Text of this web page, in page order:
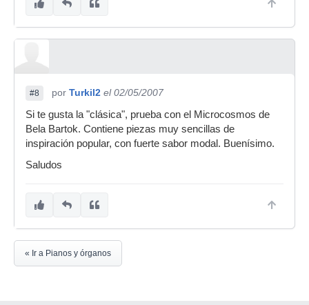
#8 por Turkil2 el 02/05/2007
Si te gusta la "clásica", prueba con el Microcosmos de
Bela Bartok. Contiene piezas muy sencillas de
inspiración popular, con fuerte sabor modal. Buenísimo.
Saludos
« Ir a Pianos y órganos